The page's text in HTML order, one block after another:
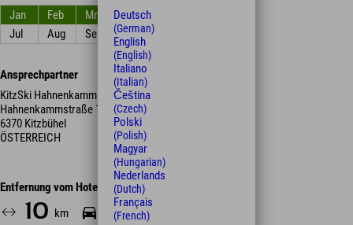
Jan
Feb Mrz Apr
Jul
Aug Sep Okt
Ansprechpartner
KitzSki Hahnenkammbahn
Hahnenkammstraße 1
6370 Kitzbühel
ÖSTERREICH
Entfernung vom Hotel
10 km 15 Min.
Deutsch
(German)
English
(English)
Italiano
(Italian)
Čeština
(Czech)
Polski
(Polish)
Magyar
(Hungarian)
Nederlands
(Dutch)
Français
(French)